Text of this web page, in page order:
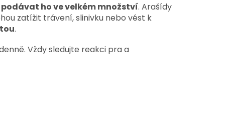
ho ve velkém množství. Arašídy
zatížit trávení, slinivku nebo vést k
.
Vždy sledujte reakci pra a